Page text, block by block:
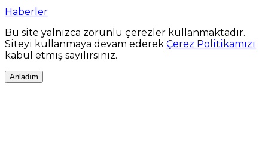
Haberler
Bu site yalnızca zorunlu çerezler kullanmaktadır.
Siteyi kullanmaya devam ederek Çerez Politikamızı
kabul etmiş sayılırsınız.
Anladım